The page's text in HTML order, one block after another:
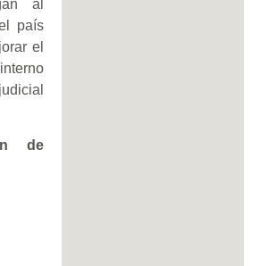
al
país
el
de